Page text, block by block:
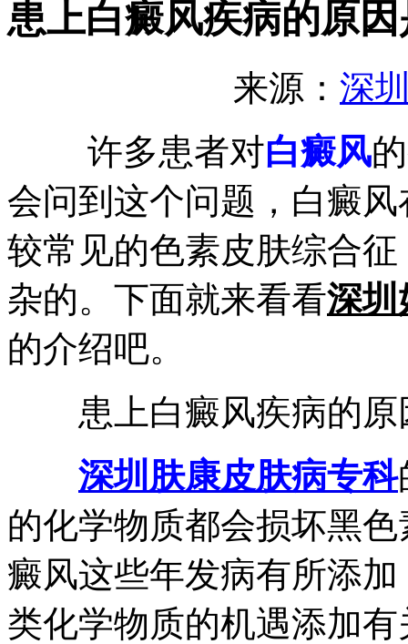
患上白癜风疾病的原
来源： 深
许多患者对白癜风
会问到这个问题，白癜
较常见的色素皮肤综合
杂的。下面就来看看深圳
的介绍吧。
患上白癜风疾病的原
深圳肤康皮肤病专科
的化学物质都会损坏黑
癜风这些年发病有所添
类化学物质的机遇添加有